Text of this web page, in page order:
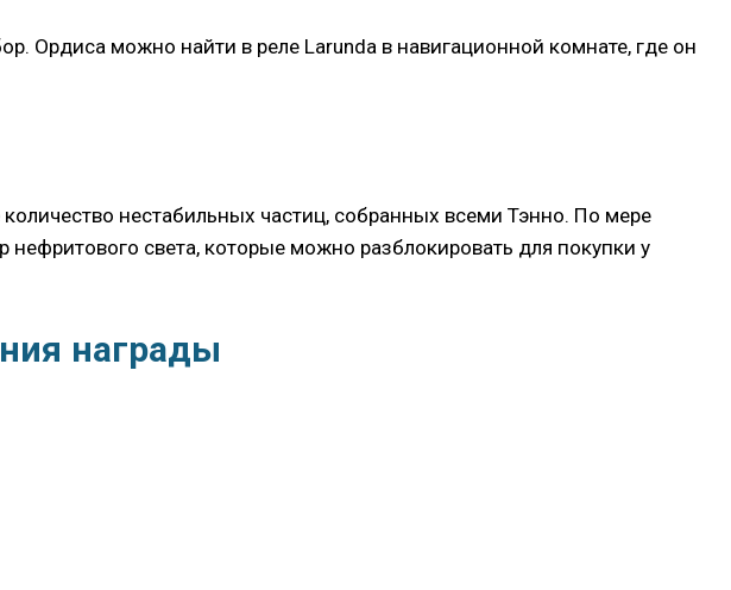
Ордиса можно найти в реле Larunda в навигационной комнате, где он
нестабильных частиц, собранных всеми Тэнно. По мере
света, которые можно разблокировать для покупки у
награды